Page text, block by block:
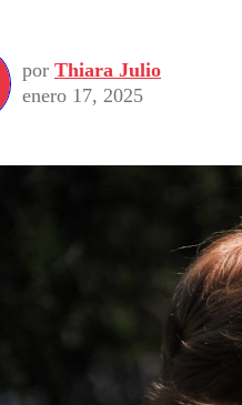
por Thiara Julio
enero 17, 2025